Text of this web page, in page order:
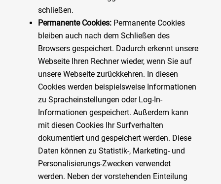
schließen.
Permanente Cookies:Permanente Cookies
bleiben auch nach dem Schließen des
Browsers gespeichert. Dadurch erkennt unsere
Webseite Ihren Rechner wieder, wenn Sie auf
unsere Webseite zurückkehren. In diesen
Cookies werden beispielsweise Informationen
zu Spracheinstellungen oder Log-In-
Informationen gespeichert. Außerdem kann
mit diesen Cookies Ihr Surfverhalten
dokumentiert und gespeichert werden. Diese
Daten können zu Statistik-, Marketing- und
Personalisierungs-Zwecken verwendet
werden. Neben der vorstehenden Einteilung